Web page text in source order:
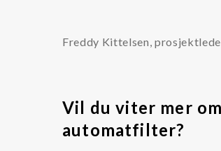
Kataloger og Brosjyrer
HMS datablader
Varemerker
Freddy Kittelsen,
Vil du viter mer
automatfilter?